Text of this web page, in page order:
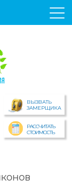
ВЫЗВАТЬ
ЗАМЕРЩИКА
РАССЧИТАТЬ
СТОИМОСТЬ